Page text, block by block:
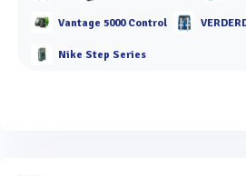
Vantage 5000 Control
Nike Step Series